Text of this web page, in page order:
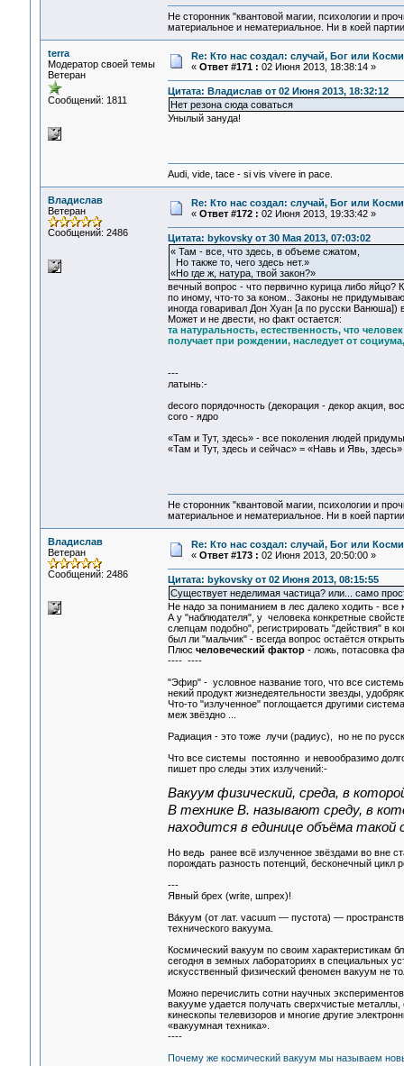
Не сторонник "квантовой магии, психологии и
материальное и нематериальное. Ни в коей
terra
Модератор своей темы
Ветеран
Сообщений: 1811
Re: Кто нас создал: случай, Бог или
« Ответ #171 : 02 Июня 2013, 18:38:14 »
Цитата: Владислав от 02 Июня 2013, 18:32:12
Нет резона сюда соваться
Унылый зануда!
Audi, vide, tace - si vis vivere in pace.
Владислав
Ветеран
Сообщений: 2486
Re: Кто нас создал: случай, Бог или
« Ответ #172 : 02 Июня 2013, 19:33:42 »
Цитата: bykovsky от 30 Мая 2013, 07:03:02
« Там - все, что здесь, в объеме сжатом,
Но также то, чего здесь нет.»
«Но где ж, натура, твой закон?»
вечный вопрос - что первично курица либо яйцо?
по иному, что-то за коном.. Законы не
иногда говаривал Дон Хуан [а по русски
Может и не двести, но факт остается:
та натуральность, естественность, что
получает при рождении, наследует от
---
латынь:-
decoro порядочность (декорация - декор акция,
coro - ядро
«Там и Тут, здесь» - все поколения людей
«Там и Тут, здесь и сейчас» = «Навь и Явь,
Не сторонник "квантовой магии, психологии и
материальное и нематериальное. Ни в коей
Владислав
Ветеран
Сообщений: 2486
Re: Кто нас создал: случай, Бог или
« Ответ #173 : 02 Июня 2013, 20:50:00 »
Цитата: bykovsky от 02 Июня 2013, 08:15:55
Существует неделимая частица? или... само
Не надо за пониманием в лес далеко ходить -
А у "наблюдателя", у человека конкретные
слепцам подобно", регистрировать "действия" в
был ли "мальчик" - всегда вопрос остаётся
Плюс человеческий фактор - ложь, потасовка
---- ----
"Эфир" - условное название того, что все
некий продукт жизнедеятельности звезды,
Что-то "излученное" поглощается другими
меж звёздно ...
Радиация - это тоже лучи (радиус), но не по
Что все системы постоянно и невообразимо
пишет про следы этих излучений:-
Вакуум физический, среда, в
В технике В. называют среду, в
находится в единице объёма
Но ведь ранее всё излученное звёздами во вне
порождать разность потенций, бесконечный
---
Явный брех (write, шпрех)!
Ва́куум (от лат. vacuum — пустота) —
технического вакуума.
Космический вакуум по своим характеристикам
сегодня в земных лабораториях в специальных
искусственный физический феномен вакуум не
Можно перечислить сотни научных
вакууме удается получать сверхчистые
кинескопы телевизоров и многие другие
«вакуумная техника».
----
Почему же космический вакуум мы называем